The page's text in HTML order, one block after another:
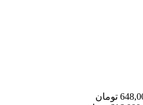
قیمت اصلی: 648,000 تومان